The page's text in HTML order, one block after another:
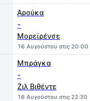
Αρούκα
-
Μορεϊρένσε
16 Αυγούστου στις 20:00
Μπράγκα
-
Ζιλ Βιθέντε
16 Αυγούστου στις 22:30